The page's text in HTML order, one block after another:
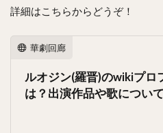
詳細はこちらからどうぞ！
華劇回廊
ルオジン(羅晋)のwikiプロ
は？出演作品や歌について